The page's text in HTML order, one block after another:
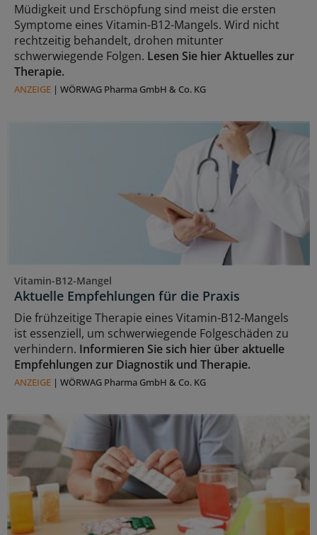
Müdigkeit und Erschöpfung sind meist die ersten
Symptome eines Vitamin-B12-Mangels. Wird nicht
rechtzeitig behandelt, drohen mitunter
schwerwiegende Folgen. Lesen Sie hier Aktuelles zur
Therapie.
ANZEIGE | WÖRWAG Pharma GmbH & Co. KG
Vitamin-B12-Mangel
Aktuelle Empfehlungen für die Praxis
Die frühzeitige Therapie eines Vitamin-B12-Mangels
ist essenziell, um schwerwiegende Folgeschäden zu
verhindern. Informieren Sie sich hier über aktuelle
Empfehlungen zur Diagnostik und Therapie.
ANZEIGE | WÖRWAG Pharma GmbH & Co. KG